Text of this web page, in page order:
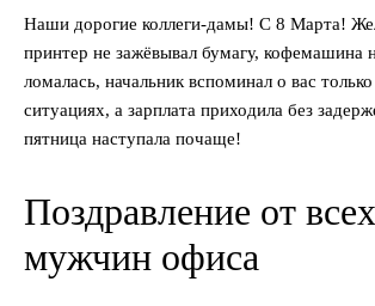
Наши дорогие коллеги-дамы! С 8 Марта!
принтер не зажёвывал бумагу, кофемашина
ломалась, начальник вспоминал о вас
ситуациях, а зарплата приходила без
пятница наступала почаще!
Поздравление от всех
мужчин офиса